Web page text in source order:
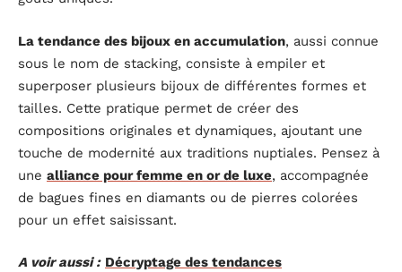
La tendance des bijoux en accumulation, aussi connue
sous le nom de stacking, consiste à empiler et
superposer plusieurs bijoux de différentes formes et
tailles. Cette pratique permet de créer des
compositions originales et dynamiques, ajoutant une
touche de modernité aux traditions nuptiales. Pensez à
une alliance pour femme en or de luxe, accompagnée
de bagues fines en diamants ou de pierres colorées
pour un effet saisissant.
A voir aussi : Décryptage des tendances